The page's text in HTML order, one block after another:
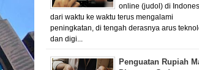
online (judol) di
dari waktu ke waktu terus mengalami
peningkatan, di tengah derasnya arus
dan digi...
Penguatan Rupiah